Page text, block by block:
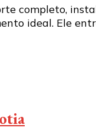
completo,
ideal. Ele